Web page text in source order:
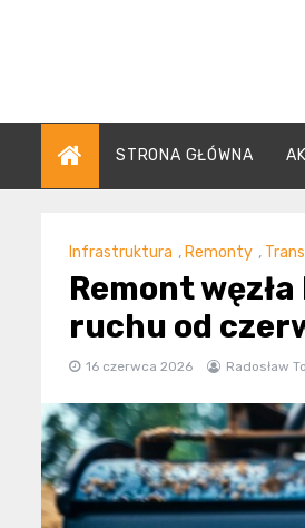
STRONA GŁÓWNA
Infrastruktura , Remonty ,
Remont
ruchu od
16 czerwca 2026 Radosław